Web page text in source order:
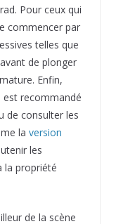
Pour ceux qui
commencer par
telles que
de plonger
Enfin,
est recommandé
de consulter les
la version
les
la propriété
de la scène